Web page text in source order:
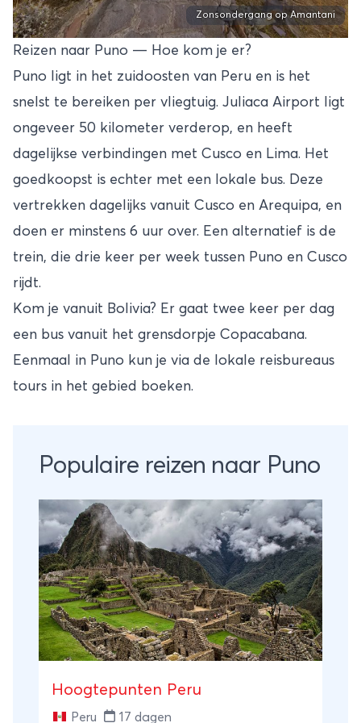
Zonsondergang op Amantani
Reizen naar Puno — Hoe kom je er?
Puno ligt in het zuidoosten van Peru en is het
snelst te bereiken per vliegtuig. Juliaca Airport ligt
ongeveer 50 kilometer verderop, en heeft
dagelijkse verbindingen met Cusco en Lima. Het
goedkoopst is echter met een lokale bus. Deze
vertrekken dagelijks vanuit Cusco en Arequipa, en
doen er minstens 6 uur over. Een alternatief is de
trein, die drie keer per week tussen Puno en Cusco
rijdt.
Kom je vanuit Bolivia? Er gaat twee keer per dag
een bus vanuit het grensdorpje Copacabana.
Eenmaal in Puno kun je via de lokale reisbureaus
tours in het gebied boeken.
Populaire reizen naar Puno
Hoogtepunten Peru
Peru
17 dagen